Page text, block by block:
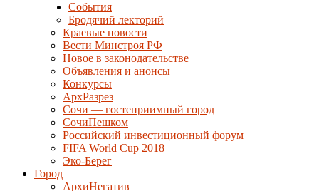
События
Бродячий лекторий
Краевые новости
Вести Минстроя РФ
Новое в законодательстве
Объявления и анонсы
Конкурсы
АрхРазрез
Сочи — гостеприимный город
СочиПешком
Российский инвестиционный форум
FIFA World Cup 2018
Эко-Берег
Город
АрхиНегатив